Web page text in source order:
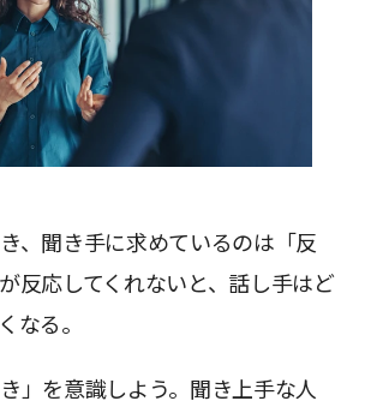
、聞き手に求めているのは「反
反応してくれないと、話し手はど
なる。
」を意識しよう。聞き上手な人